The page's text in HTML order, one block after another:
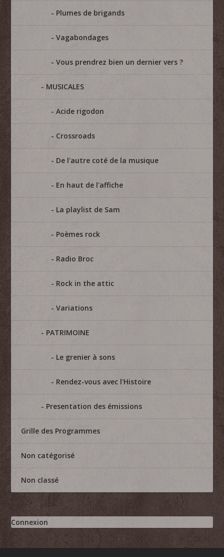
Plumes de brigands
Vagabondages
Vous prendrez bien un dernier vers ?
MUSICALES
Acide rigodon
Crossroads
De l'autre coté de la musique
En haut de l'affiche
La playlist de Sam
Poèmes rock
Radio Broc
Rock in the attic
Variations
PATRIMOINE
Le grenier à sons
Rendez-vous avec l'Histoire
Presentation des émissions
Grille des Programmes
Non catégorisé
Non classé
Connexion